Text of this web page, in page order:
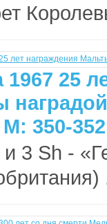
1967 25
М: 350-352
3 Sh -